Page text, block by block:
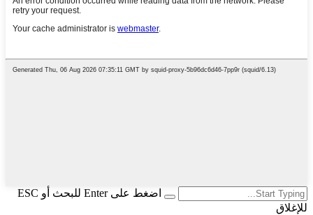
اضغط على Enter للبحث أو ESC
للإغلاق